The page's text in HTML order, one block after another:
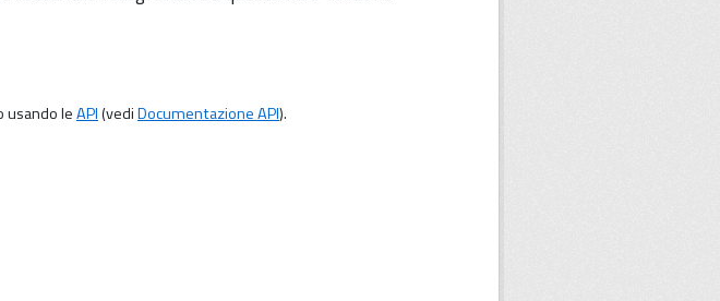
usando leAPI(vediDocumentazione API).